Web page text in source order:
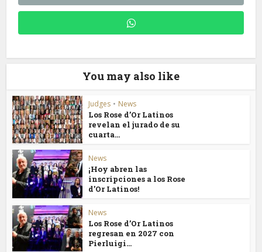
You may also like
Judges • News
Los Rose d’Or Latinos
revelan el jurado de su
cuarta...
News
¡Hoy abren las
inscripciones a los Rose
d’Or Latinos!
News
Los Rose d’Or Latinos
regresan en 2027 con
Pierluigi...